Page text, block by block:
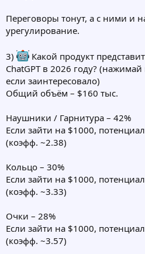
Переговоры тонут, а с ними и
урегулирование.
3)
Какой продукт
ChatGPT в 2026 году?
если заинтересовало)
Общий объём – $160 тыс.
Наушники / Гарнитура – 42%
Если зайти на $1000,
(коэфф. ~2.38)
Кольцо – 30%
Если зайти на $1000,
(коэфф. ~3.33)
Очки – 28%
Если зайти на $1000,
(коэфф. ~3.57)